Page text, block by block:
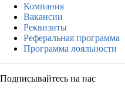
Компания
Вакансии
Реквизиты
Реферальная программа
Программа лояльности
Подписывайтесь на нас